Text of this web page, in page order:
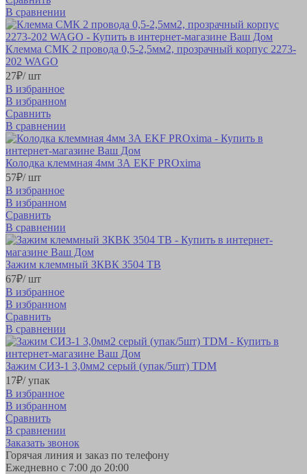
В сравнении
Клемма СМК 2 провода 0,5-2,5мм2, прозрачный корпус 2273-
202 WAGO
27₽/ шт
В избранное
В избранном
Сравнить
В сравнении
Колодка клеммная 4мм 3А EKF PROxima
57₽/ шт
В избранное
В избранном
Сравнить
В сравнении
Зажим клеммный ЗКВК 3504 ТВ
67₽/ шт
В избранное
В избранном
Сравнить
В сравнении
Зажим СИЗ-1 3,0мм2 серый (упак/5шт) TDM
17₽/ упак
В избранное
В избранном
Сравнить
В сравнении
Заказать звонок
Горячая линия и заказ по телефону
Ежедневно с 7:00 до 20:00